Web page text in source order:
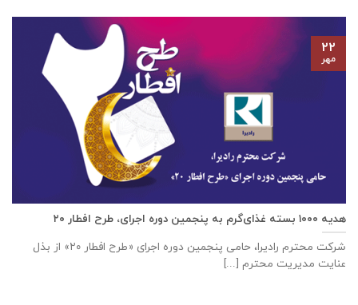
هدیه ۱۰۰۰ بسته غذای‌گرم به پنجمین دوره اجرای، طرح افطار ۲۰
شرکت محترم رادیرا، حامی پنجمین دوره اجرای «طرح افطار ۲۰» از بذل
عنایت مدیریت محترم [...]
۲۲
مهر